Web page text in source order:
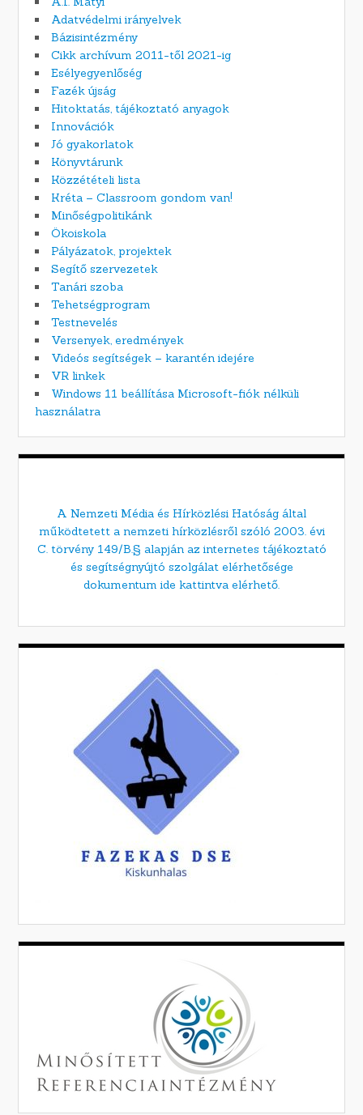
Adatvédelmi irányelvek
Bázisintézmény
Cikk archívum 2011-től 2021-ig
Esélyegyenlőség
Fazék újság
Hitoktatás, tájékoztató anyagok
Innovációk
Jó gyakorlatok
Könyvtárunk
Közzétételi lista
Kréta – Classroom gondom van!
Minőségpolitikánk
Ökoiskola
Pályázatok, projektek
Segítő szervezetek
Tanári szoba
Tehetségprogram
Testnevelés
Versenyek, eredmények
Videós segítségek – karantén idejére
VR linkek
Windows 11 beállítása Microsoft-fiók nélküli
használatra
A Nemzeti Média és Hírközlési Hatóság által
működtetett a nemzeti hírközlésről szóló 2003. évi
C. törvény 149/B.§ alapján az internetes tájékoztató
és segítségnyújtó szolgálat elérhetősége
dokumentum ide kattintva elérhető.